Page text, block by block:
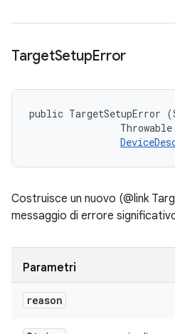
TargetSetupError
public TargetSetupError
Throwable
Costruisce un nuovo (@link
messaggio di errore
Parametri
reason